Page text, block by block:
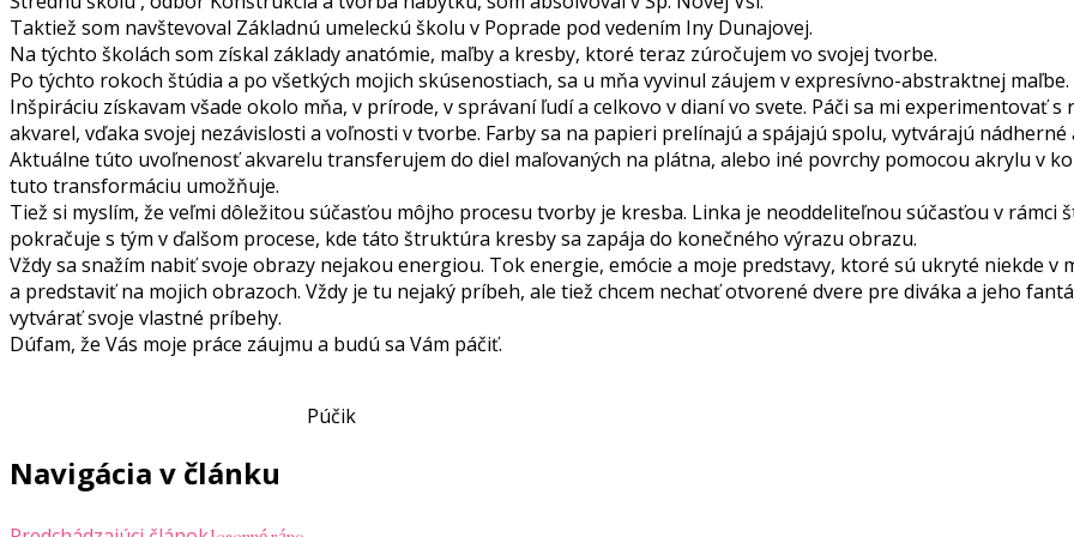
Taktiež som navštevoval Základnú umeleckú školu v Poprade pod vedením Iny Dunajovej.
Na týchto školách som získal základy anatómie, maľby a kresby, ktoré teraz zúročujem vo svojej tvorbe.
Po týchto rokoch štúdia a po všetkých mojich skúsenostiach, sa u mňa vyvinul záujem v expresívno-abstraktnej maľbe.
Inšpiráciu získavam všade okolo mňa, v prírode, v správaní ľudí a celkovo v dianí vo svete. Páči sa mi experimentovať
akvarel, vďaka svojej nezávislosti a voľnosti v tvorbe. Farby sa na papieri prelínajú a spájajú spolu, vytvárajú nádherné
Aktuálne túto uvoľnenosť akvarelu transferujem do diel maľovaných na plátna, alebo iné povrchy pomocou akrylu v
tuto transformáciu umožňuje.
Tiež si myslím, že veľmi dôležitou súčasťou môjho procesu tvorby je kresba. Linka je neoddeliteľnou súčasťou v
pokračuje s tým v ďalšom procese, kde táto štruktúra kresby sa zapája do konečného výrazu obrazu.
Vždy sa snažím nabiť svoje obrazy nejakou energiou. Tok energie, emócie a moje predstavy, ktoré sú ukryté niekde
a predstaviť na mojich obrazoch. Vždy je tu nejaký príbeh, ale tiež chcem nechať otvorené dvere pre diváka a jeho
vytvárať svoje vlastné príbehy.
Dúfam, že Vás moje práce záujmu a budú sa Vám páčiť.
Púčik
Navigácia v článku